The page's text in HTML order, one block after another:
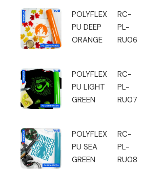
POLYFLEX
PU DEEP
ORANGE
RC-
PL-
RU06
POLYFLEX
PU LIGHT
GREEN
RC-
PL-
RU07
POLYFLEX
PU SEA
GREEN
RC-
PL-
RU08